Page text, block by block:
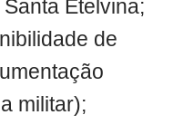
Etelvina;
de
militar);